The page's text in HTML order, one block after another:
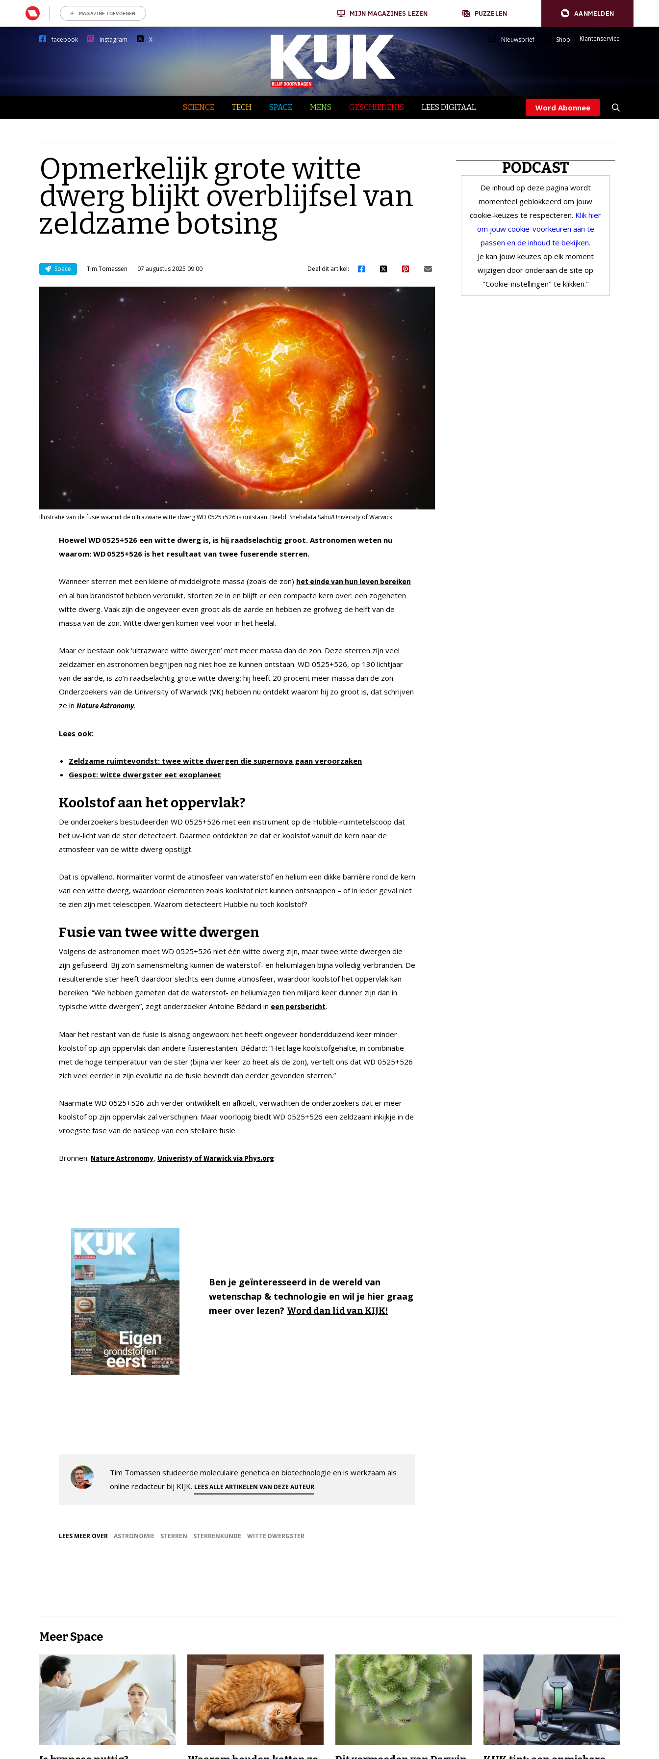
MAGAZINE TOEVOEGEN MIJN MAGAZINES LEZEN PUZZELEN AANMELDEN
facebook instagram X Nieuwsbrief Shop Klantenservice
SCIENCE TECH SPACE MENS GESCHIEDENIS LEES DIGITAAL Word Abonnee
Opmerkelijk grote witte
dwerg blijkt overblijfsel van
zeldzame botsing
Space Tim Tomassen 07 augustus 2025 09:00 Deel dit artikel:
Illustratie van de fusie waaruit de ultrazware witte dwerg WD 0525+526 is ontstaan. Beeld: Snehalata Sahu/University of Warwick.
Hoewel WD 0525+526 een witte dwerg is, is hij raadselachtig groot. Astronomen weten nu
waarom: WD 0525+526 is het resultaat van twee fuserende sterren.
Wanneer sterren met een kleine of middelgrote massa (zoals de zon) het einde van hun leven bereiken
en al hun brandstof hebben verbruikt, storten ze in en blijft er een compacte kern over: een zogeheten
witte dwerg. Vaak zijn die ongeveer even groot als de aarde en hebben ze grofweg de helft van de
massa van de zon. Witte dwergen komen veel voor in het heelal.
Maar er bestaan ook ‘ultrazware witte dwergen’ met meer massa dan de zon. Deze sterren zijn veel
zeldzamer en astronomen begrijpen nog niet hoe ze kunnen ontstaan. WD 0525+526, op 130 lichtjaar
van de aarde, is zo’n raadselachtig grote witte dwerg; hij heeft 20 procent meer massa dan de zon.
Onderzoekers van de University of Warwick (VK) hebben nu ontdekt waarom hij zo groot is, dat schrijven
ze in Nature Astronomy.
Lees ook:
Zeldzame ruimtevondst: twee witte dwergen die supernova gaan veroorzaken
Gespot: witte dwergster eet exoplaneet
Koolstof aan het oppervlak?
De onderzoekers bestudeerden WD 0525+526 met een instrument op de Hubble-ruimtetelscoop dat
het uv-licht van de ster detecteert. Daarmee ontdekten ze dat er koolstof vanuit de kern naar de
atmosfeer van de witte dwerg opstijgt.
Dat is opvallend. Normaliter vormt de atmosfeer van waterstof en helium een dikke barrière rond de kern
van een witte dwerg, waardoor elementen zoals koolstof niet kunnen ontsnappen – of in ieder geval niet
te zien zijn met telescopen. Waarom detecteert Hubble nu toch koolstof?
Fusie van twee witte dwergen
Volgens de astronomen moet WD 0525+526 niet één witte dwerg zijn, maar twee witte dwergen die
zijn gefuseerd. Bij zo’n samensmelting kunnen de waterstof- en heliumlagen bijna volledig verbranden. De
resulterende ster heeft daardoor slechts een dunne atmosfeer, waardoor koolstof het oppervlak kan
bereiken. “We hebben gemeten dat de waterstof- en heliumlagen tien miljard keer dunner zijn dan in
typische witte dwergen”, zegt onderzoeker Antoine Bédard in een persbericht.
Maar het restant van de fusie is alsnog ongewoon: het heeft ongeveer honderdduizend keer minder
koolstof op zijn oppervlak dan andere fusierestanten. Bédard: “Het lage koolstofgehalte, in combinatie
met de hoge temperatuur van de ster (bijna vier keer zo heet als de zon), vertelt ons dat WD 0525+526
zich veel eerder in zijn evolutie na de fusie bevindt dan eerder gevonden sterren.”
Naarmate WD 0525+526 zich verder ontwikkelt en afkoelt, verwachten de onderzoekers dat er meer
koolstof op zijn oppervlak zal verschijnen. Maar voorlopig biedt WD 0525+526 een zeldzaam inkijkje in de
vroegste fase van de nasleep van een stellaire fusie.
Bronnen: Nature Astronomy, Univeristy of Warwick via Phys.org
Ben je geïnteresseerd in de wereld van
wetenschap & technologie en wil je hier graag
meer over lezen? Word dan lid van KIJK!
Tim Tomassen studeerde moleculaire genetica en biotechnologie en is werkzaam als
online redacteur bij KIJK. LEES ALLE ARTIKELEN VAN DEZE AUTEUR.
LEES MEER OVER ASTRONOMIE STERREN STERRENKUNDE WITTE DWERGSTER
PODCAST
De inhoud op deze pagina wordt
momenteel geblokkeerd om jouw
cookie-keuzes te respecteren. Klik hier
om jouw cookie-voorkeuren aan te
passen en de inhoud te bekijken.
Je kan jouw keuzes op elk moment
wijzigen door onderaan de site op
"Cookie-instellingen" te klikken."
Meer Space